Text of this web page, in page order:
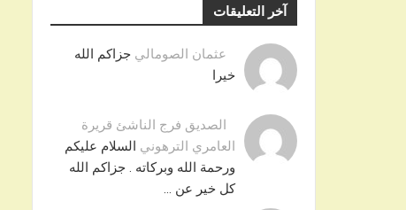
آخر التعليقات
عثمان الصومالي جزاكم الله
خيرا
الصديق فرج الناشئ قريرة
العامري الترهوني السلام عليكم
ورحمة الله وبركاته . جزاكم الله
كل خير عن …